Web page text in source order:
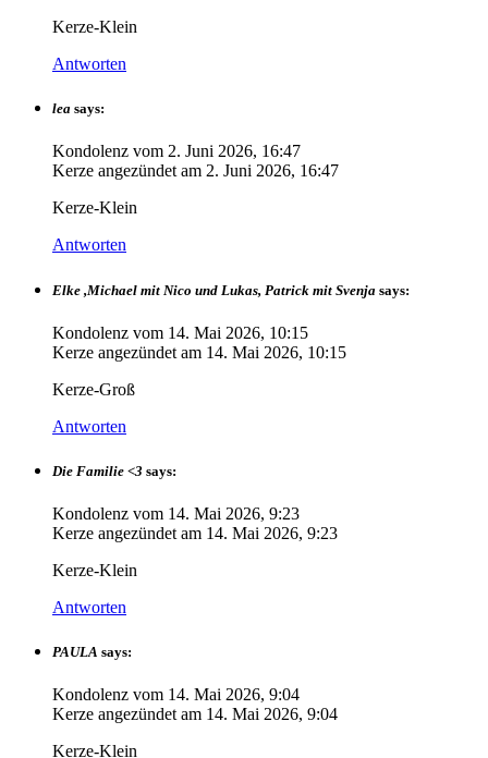
Kerze-Klein
Antworten
lea says:
Kondolenz vom 2. Juni 2026, 16:47
Kerze angezündet am 2. Juni 2026, 16:47
Kerze-Klein
Antworten
Elke ,Michael mit Nico und Lukas, Patrick mit Svenja says:
Kondolenz vom 14. Mai 2026, 10:15
Kerze angezündet am 14. Mai 2026, 10:15
Kerze-Groß
Antworten
Die Familie <3 says:
Kondolenz vom 14. Mai 2026, 9:23
Kerze angezündet am 14. Mai 2026, 9:23
Kerze-Klein
Antworten
PAULA says:
Kondolenz vom 14. Mai 2026, 9:04
Kerze angezündet am 14. Mai 2026, 9:04
Kerze-Klein